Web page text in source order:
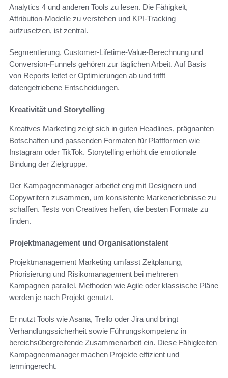
Analytics 4 und anderen Tools zu lesen. Die Fähigkeit,
Attribution-Modelle zu verstehen und KPI-Tracking
aufzusetzen, ist zentral.
Segmentierung, Customer-Lifetime-Value-Berechnung und
Conversion-Funnels gehören zur täglichen Arbeit. Auf Basis
von Reports leitet er Optimierungen ab und trifft
datengetriebene Entscheidungen.
Kreativität und Storytelling
Kreatives Marketing zeigt sich in guten Headlines, prägnanten
Botschaften und passenden Formaten für Plattformen wie
Instagram oder TikTok. Storytelling erhöht die emotionale
Bindung der Zielgruppe.
Der Kampagnenmanager arbeitet eng mit Designern und
Copywritern zusammen, um konsistente Markenerlebnisse zu
schaffen. Tests von Creatives helfen, die besten Formate zu
finden.
Projektmanagement und Organisationstalent
Projektmanagement Marketing umfasst Zeitplanung,
Priorisierung und Risikomanagement bei mehreren
Kampagnen parallel. Methoden wie Agile oder klassische Pläne
werden je nach Projekt genutzt.
Er nutzt Tools wie Asana, Trello oder Jira und bringt
Verhandlungssicherheit sowie Führungskompetenz in
bereichsübergreifende Zusammenarbeit ein. Diese Fähigkeiten
Kampagnenmanager machen Projekte effizient und
termingerecht.